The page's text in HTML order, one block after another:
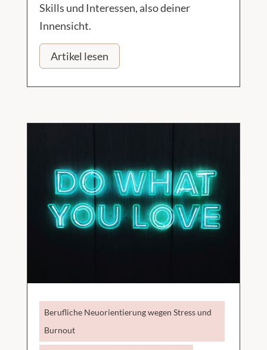
Skills und Interessen, also deiner
Innensicht.
Artikel lesen
Berufliche Neuorientierung wegen Stress und
Burnout